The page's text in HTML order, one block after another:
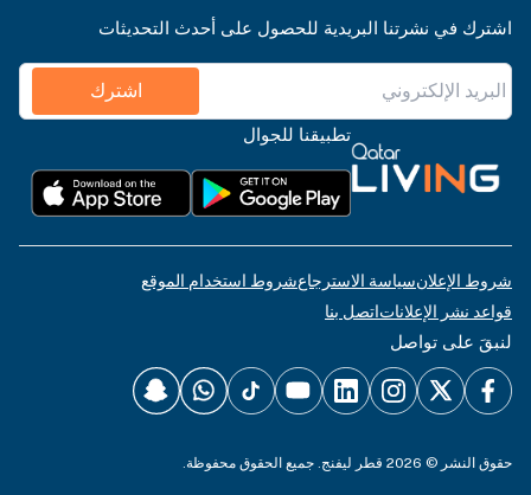
اشترك في نشرتنا البريدية للحصول على أحدث التحديثات
اشترك
تطبيقنا للجوال
شروط الإعلانسياسة الاسترجاعشروط استخدام الموقع
قواعد نشر الإعلاناتاتصل بنا
لنبقَ على تواصل
حقوق النشر © 2026 قطر ليفنج. جميع الحقوق محفوظة.